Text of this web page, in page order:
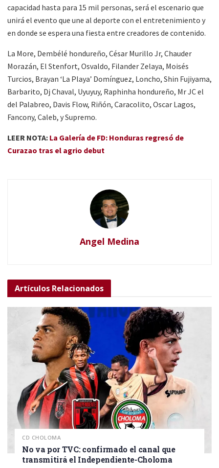
capacidad hasta para 15 mil personas, será el escenario que
unirá el evento que une al deporte con el entretenimiento y
en donde se espera una fiesta entre creadores de contenido.
La More, Dembélé hondureño, César Murillo Jr, Chauder
Morazán, El Stenfort, Osvaldo, Filander Zelaya, Moisés
Turcios, Brayan ‘La Playa’ Domínguez, Loncho, Shin Fujiyama,
Barbarito, Dj Chaval, Uyuyuy, Raphinha hondureño, Mr JC el
del Palabreo, Davis Flow, Riñón, Caracolito, Oscar Lagos,
Fancony, Caleb, y Supremo.
LEER NOTA: La Galería de FD: Honduras regresó de
Curazao tras el agrio debut
Angel Medina
Artículos Relacionados
CD CHOLOMA
No va por TVC: confirmado el canal que
transmitirá el Independiente-Choloma